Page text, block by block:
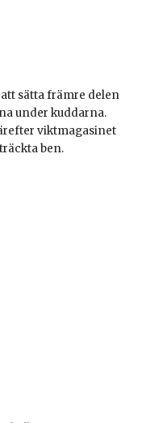
sätta främre delen
under kuddarna.
viktmagasinet
ben.